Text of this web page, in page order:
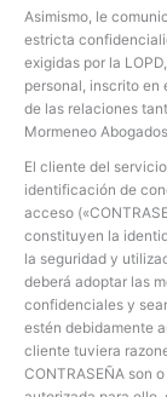
Asimismo, le
estricta
exigidas por la
personal, inscrito en
de las relaciones
Mormeneo
El cliente del
identificación de
acceso
constituyen la
la seguridad y
deberá adoptar las
confidenciales y
estén debidamente
cliente tuviera
CONTRASEÑA son